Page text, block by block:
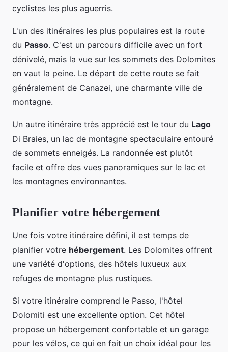
cyclistes les plus aguerris.
L'un des itinéraires les plus populaires est la route
du Passo. C'est un parcours difficile avec un fort
dénivelé, mais la vue sur les sommets des Dolomites
en vaut la peine. Le départ de cette route se fait
généralement de Canazei, une charmante ville de
montagne.
Un autre itinéraire très apprécié est le tour du Lago
Di Braies, un lac de montagne spectaculaire entouré
de sommets enneigés. La randonnée est plutôt
facile et offre des vues panoramiques sur le lac et
les montagnes environnantes.
Planifier votre hébergement
Une fois votre itinéraire défini, il est temps de
planifier votre hébergement. Les Dolomites offrent
une variété d'options, des hôtels luxueux aux
refuges de montagne plus rustiques.
Si votre itinéraire comprend le Passo, l'hôtel
Dolomiti est une excellente option. Cet hôtel
propose un hébergement confortable et un garage
pour les vélos, ce qui en fait un choix idéal pour les